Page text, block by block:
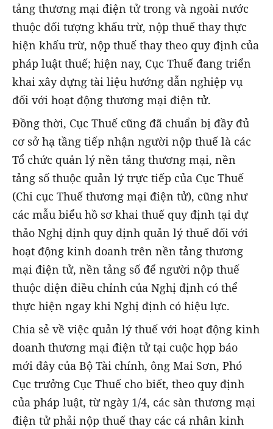
tảng thương mại điện tử trong và ngoài nước
thuộc đối tượng khấu trừ, nộp thuế thay thực
hiện khấu trừ, nộp thuế thay theo quy định của
pháp luật thuế; hiện nay, Cục Thuế đang triển
khai xây dựng tài liệu hướng dẫn nghiệp vụ
đối với hoạt động thương mại điện tử.
Đồng thời, Cục Thuế cũng đã chuẩn bị đầy đủ
cơ sở hạ tầng tiếp nhận người nộp thuế là các
Tổ chức quản lý nền tảng thương mại, nền
tảng số thuộc quản lý trực tiếp của Cục Thuế
(Chi cục Thuế thương mại điện tử), cũng như
các mẫu biểu hồ sơ khai thuế quy định tại dự
thảo Nghị định quy định quản lý thuế đối với
hoạt động kinh doanh trên nền tảng thương
mại điện tử, nền tảng số để người nộp thuế
thuộc diện điều chỉnh của Nghị định có thể
thực hiện ngay khi Nghị định có hiệu lực.
Chia sẻ về việc quản lý thuế với hoạt động kinh
doanh thương mại điện tử tại cuộc họp báo
mới đây của Bộ Tài chính, ông Mai Sơn, Phó
Cục trưởng Cục Thuế cho biết, theo quy định
của pháp luật, từ ngày 1/4, các sàn thương mại
điện tử phải nộp thuế thay các cá nhân kinh